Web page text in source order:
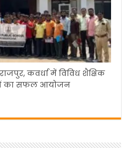
कवर्धा में विविध शैक्षिक
का सफल आयोजन